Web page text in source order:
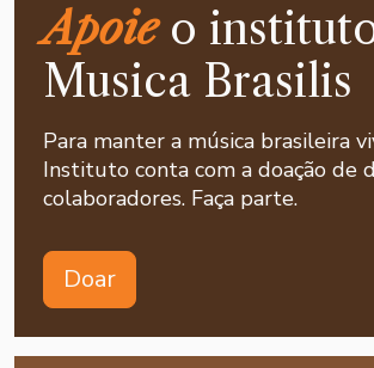
Apoieo
Musica Brasilis
Para manter a música brasileira
Instituto conta com a doação de
colaboradores. Faça parte.
Doar